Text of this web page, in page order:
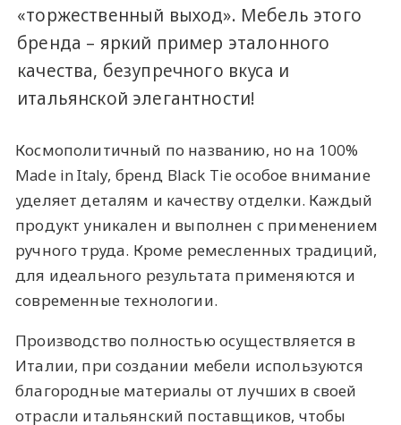
«торжественный выход». Мебель этого
бренда – яркий пример эталонного
качества, безупречного вкуса и
итальянской элегантности!
Космополитичный по названию, но на 100%
Made in Italy, бренд Black Tie особое внимание
уделяет деталям и качеству отделки. Каждый
продукт уникален и выполнен с применением
ручного труда. Кроме ремесленных традиций,
для идеального результата применяются и
современные технологии.
Производство полностью осуществляется в
Италии, при создании мебели используются
благородные материалы от лучших в своей
отрасли итальянский поставщиков, чтобы